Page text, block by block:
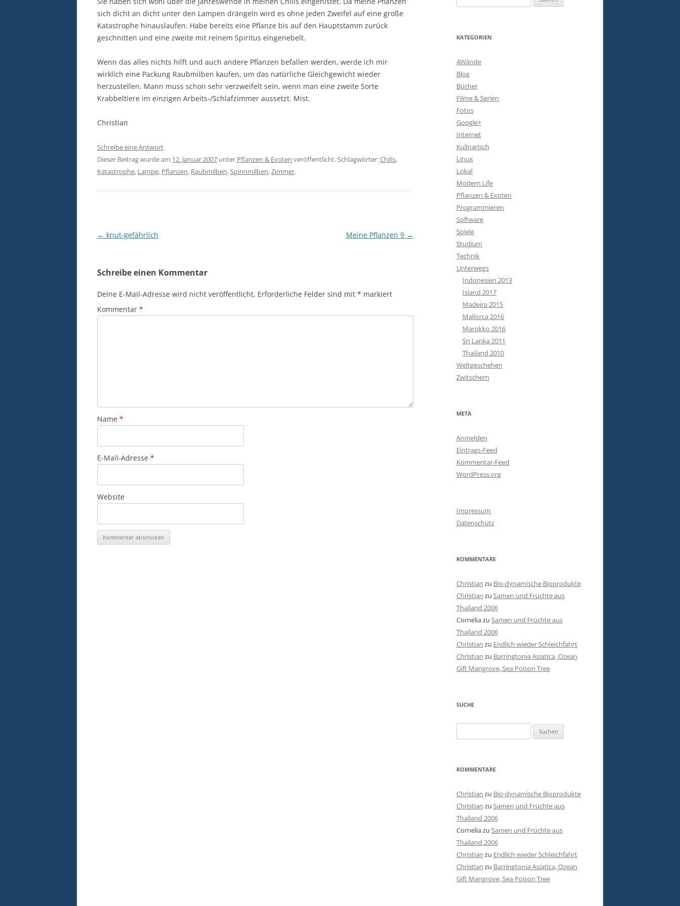
sich dicht an dicht unter den Lampen drängeln wird es ohne jeden Zweifel auf eine große
Katastrophe hinauslaufen. Habe bereits eine Pflanze bis auf den Hauptstamm zurück
geschnitten und eine zweite mit reinem Spiritus eingenebelt.
Wenn das alles nichts hilft und auch andere Pflanzen befallen werden, werde ich mir
wirklich eine Packung Raubmilben kaufen, um das natürliche Gleichgewicht wieder
herzustellen. Mann muss schon sehr verzweifelt sein, wenn man eine zweite Sorte
Krabbeltiere im einzigen Arbeits-/Schlafzimmer aussetzt. Mist.
Christian
Schreibe eine Antwort
Dieser Beitrag wurde am 12. Januar 2007 unter Pflanzen & Exoten veröffentlicht. Schlagwörter:Chilis,
Katastrophe, Lampe, Pflanzen, Raubmilben,Spinnmilben,Zimmer.
Beitragsnavigation
← knut-gefährlich Meine Pflanzen 9 →
Schreibe einen Kommentar
Deine E-Mail-Adresse wird nicht veröffentlicht. Erforderliche Felder sind mit * markiert
Kommentar *
Name *
E-Mail-Adresse *
Website
nach:
KATEGORIEN
4Wände
Blog
Bücher
Filme & Serien
Fotos
Google+
Internet
Kulinarisch
Linux
Lokal
Modern Life
Pflanzen & Exoten
Programmieren
Software
Spiele
Studium
Technik
Unterwegs
Indonesien 2013
Island 2017
Madeira 2015
Mallorca 2016
Marokko 2016
Sri Lanka 2011
Thailand 2010
Weltgeschehen
Zwitschern
META
Anmelden
Eintrags-Feed
Kommentar-Feed
WordPress.org
Impressum
Datenschutz
KOMMENTARE
Christian zu Bio-dynamische Bioprodukte
Christian zu Samen und Früchte aus
Thailand 2006
Corneliazu Samen und Früchte aus
Thailand 2006
Christian zu Endlich wieder Schleichfahrt
Christian zu Barringtonia Asiatica, Ozean
Gift Mangrove, Sea Poison Tree
SUCHE
nach:
KOMMENTARE
Christian zu Bio-dynamische Bioprodukte
Christian zu Samen und Früchte aus
Thailand 2006
Corneliazu Samen und Früchte aus
Thailand 2006
Christian zu Endlich wieder Schleichfahrt
Christian zu Barringtonia Asiatica, Ozean
Gift Mangrove, Sea Poison Tree